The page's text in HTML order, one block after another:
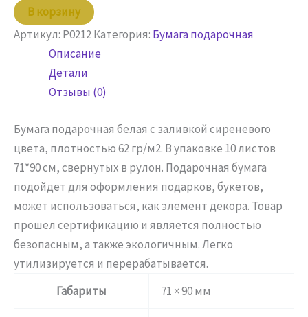
Бумага
в
Сиреневый
10
шт
В корзину
Артикул: P0212Категория: Бумага подарочная
Описание
Детали
Отзывы (0)
Бумага подарочная белая с заливкой сиреневого
цвета, плотностью 62 гр/м2. В упаковке 10 листов
71*90 см, свернутых в рулон. Подарочная бумага
подойдет для оформления подарков, букетов,
может использоваться, как элемент декора. Товар
прошел сертификацию и является полностью
безопасным, а также экологичным. Легко
утилизируется и перерабатывается.
Габариты
71 × 90 мм